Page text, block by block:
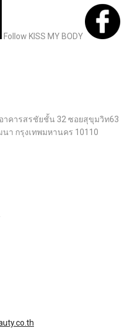
Follow KISS MY BODY
าคารสรชัยชั้น 32 ซอยสุขุมวิท63
า กรุงเทพมหานคร 10110